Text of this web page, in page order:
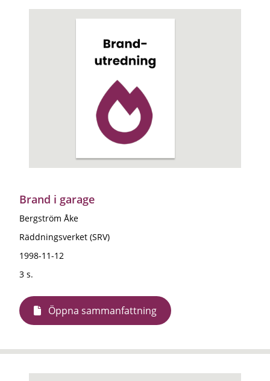
Brand i garage
Bergström Åke
Räddningsverket (SRV)
1998-11-12
3 s.
Öppna sammanfattning